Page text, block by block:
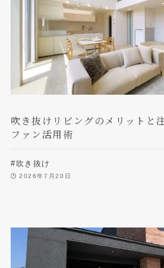
吹き抜けリビングのメリットと
ファン活用術
#吹き抜け
2026年7月20日